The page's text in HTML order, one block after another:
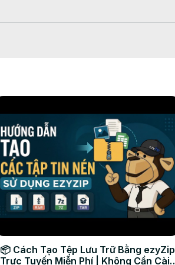
📦 Cách Tạo Tệp Lưu Trữ Bằng ezyZip
Trực Tuyến Miễn Phí | Không Cần Cài